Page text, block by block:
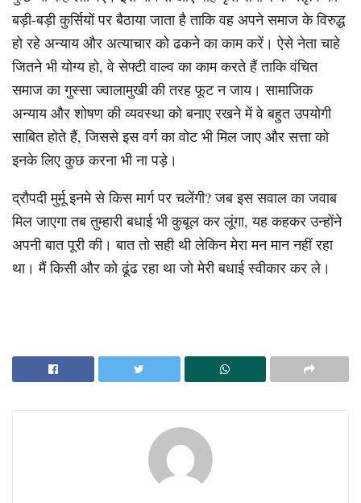
बड़ी-बड़ी कुर्सियों पर बैठाया जाता है ताकि वह अपने समाज के विरुद्ध
हो रहे अन्याय और अत्याचार को ढकने का काम करें। ऐसे नेता चाहे
जितने भी योग्य हो, वे सेफ्टी वाल्व का काम करते हैं ताकि वंचित
समाज का गुस्सा ज्वालामुखी की तरह फूट न जाय। सामाजिक
अन्याय और शोषण की व्यवस्था को बनाए रखने में वे बहुत उपयोगी
साबित होते हैं, जिससे इस वर्ग का वोट भी मिल जाए और सत्ता को
इनके लिए कुछ करना भी ना पड़े।
द्रौपदी मुर्मू इनमे से किस मार्ग पर चलेंगी? जब इस सवाल का जवाब
मिल जाएगा तब तुम्हारी बधाई भी कुबूल कर लूंगा, यह कहकर उन्होंने
अपनी बात पूरी की। बात तो सही थी लेकिन मेरा मन मान नहीं रहा
था। मैं किसी और को ढूंढ रहा था जो मेरी बधाई स्वीकार कर ले।